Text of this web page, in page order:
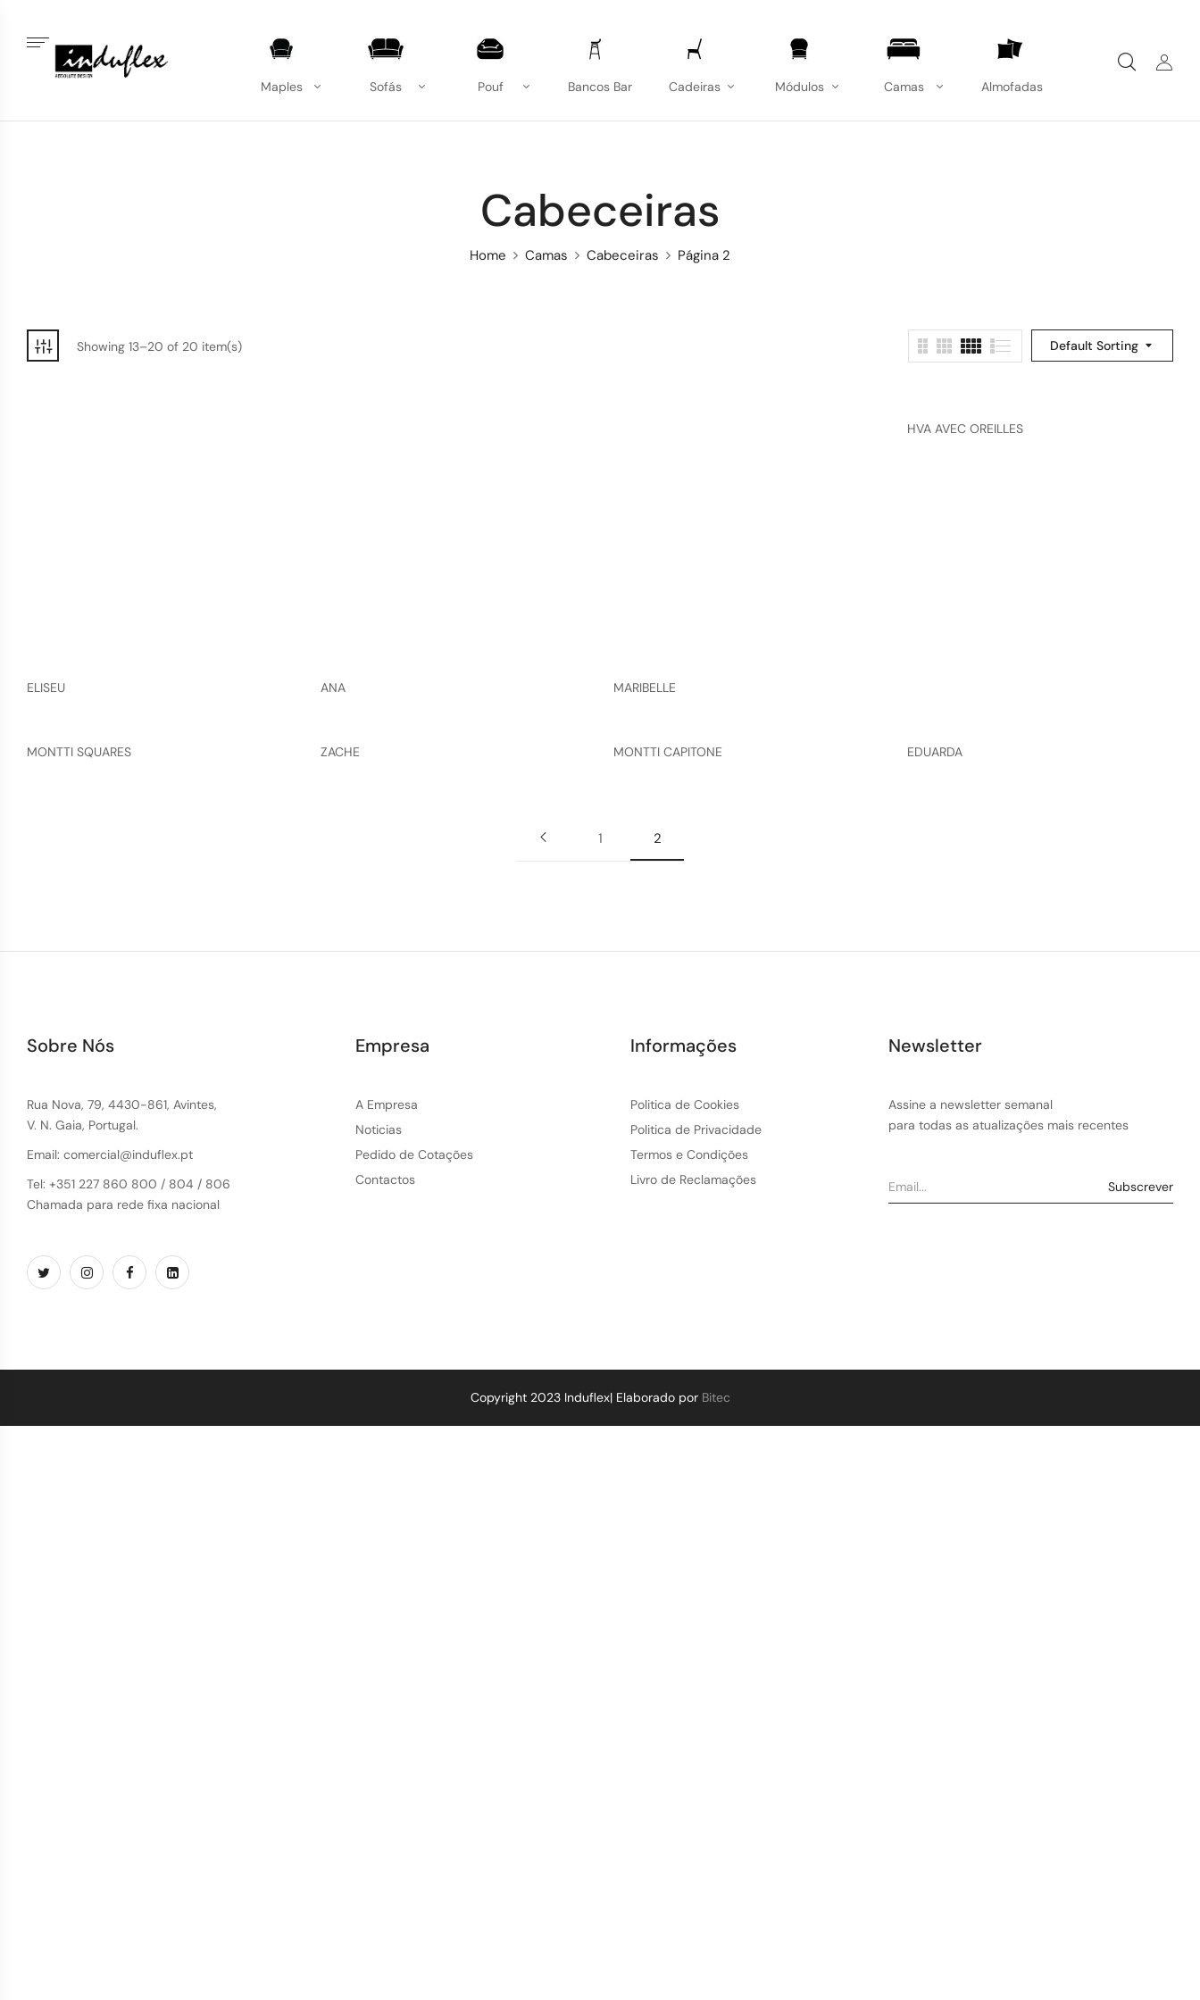
Maples Sofás Pouf Bancos Bar Cadeiras Módulos Camas Almofadas
Cabeceiras
Home Camas Cabeceiras Página 2
Default Sorting
Showing 13–20 of 20 item(s)
ELISEU ANA MARIBELLE
HVA AVEC OREILLES
MONTTI SQUARES ZACHE MONTTI CAPITONE EDUARDA
1 2
Sobre Nós
Rua Nova, 79, 4430-861, Avintes,
V. N. Gaia, Portugal.
Email: comercial@induflex.pt
Tel: +351 227 860 800 / 804 / 806
Chamada para rede fixa nacional
Empresa
A Empresa
Noticias
Pedido de Cotações
Contactos
Informações
Politica de Cookies
Politica de Privacidade
Termos e Condições
Livro de Reclamações
Newsletter
Assine a newsletter semanal
para todas as atualizações mais recentes
Copyright 2023 Induflex| Elaborado por Bitec